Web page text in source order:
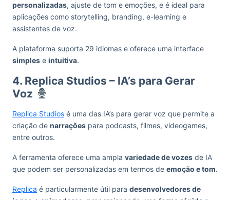
personalizadas, ajuste de tom e emoções, e é ideal para
aplicações como storytelling, branding, e-learning e
assistentes de voz.
A plataforma suporta 29 idiomas e oferece uma interface
simples e intuitiva.
4. Replica Studios – IA’s para Gerar
Voz
Replica Studios é uma das IA’s para gerar voz que permite a
criação de narrações para podcasts, filmes, videogames,
entre outros.
A ferramenta oferece uma ampla variedade de vozes de IA
que podem ser personalizadas em termos de emoção e tom.
Replica é particularmente útil para desenvolvedores de